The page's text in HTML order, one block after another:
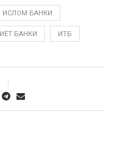
ИСЛОМ БАНКИ
БАНКИ ИТБ